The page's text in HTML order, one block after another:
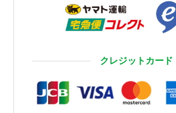
クレジットカード